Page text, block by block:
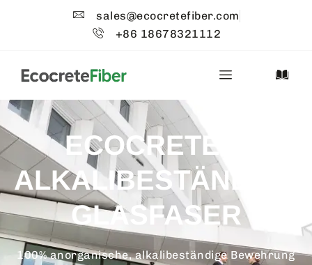
sales@ecocretefiber.com
+86 18678321112
ECOCRETE™
ALKALIBESTÄNDIGE
GLASFASER
100% anorganische, alkalibeständige Bewehrung